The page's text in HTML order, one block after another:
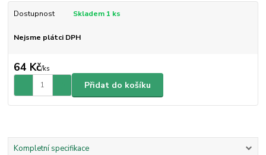
Dostupnost Skladem 1 ks
Nejsme plátci DPH
64 Kč/ks
Přidat do košíku
Kompletní specifikace